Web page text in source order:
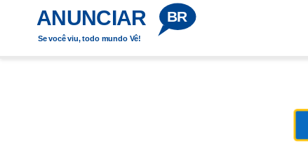
ANUNCIAR BR
Se você viu, todo mundo Vê!